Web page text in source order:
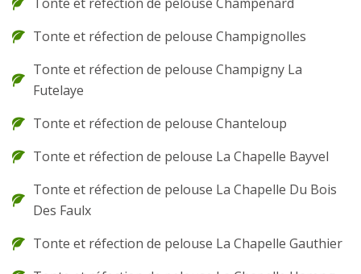
Tonte et réfection de pelouse Champignolles
Tonte et réfection de pelouse Champigny La
Futelaye
Tonte et réfection de pelouse Chanteloup
Tonte et réfection de pelouse La Chapelle Bayvel
Tonte et réfection de pelouse La Chapelle Du Bois
Des Faulx
Tonte et réfection de pelouse La Chapelle Gauthier